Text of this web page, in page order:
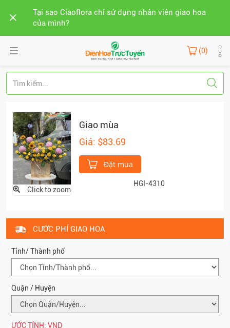
Tại sao Ciaoflora chỉ sử dụng nhân viên giao hoa
của mình?
(0)
Click to zoom
Giao mùa
Giá: $83.69
Đặt mua
HGI-4310
CƯỚC PHÍ GIAO HOA
Tỉnh/ Thành phố
Quận / Huyện
ƯỚC TÍNH: VND